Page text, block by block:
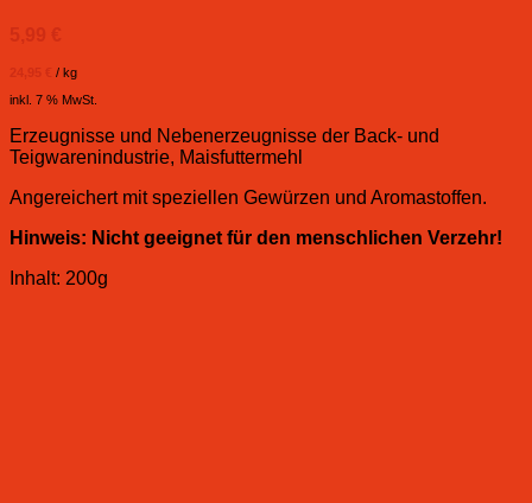
5,99 €
24,95 € / kg
inkl. 7 % MwSt.
Erzeugnisse und Nebenerzeugnisse der Back- und
Teigwarenindustrie, Maisfuttermehl
Angereichert mit speziellen Gewürzen und Aromastoffen.
Hinweis: Nicht geeignet für den menschlichen Verzehr!
Inhalt: 200g